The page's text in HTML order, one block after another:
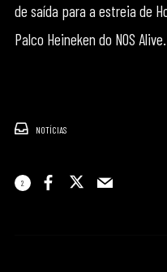
de saída para a estreia de
Palco Heineken do NOS
NOTÍCIAS
2